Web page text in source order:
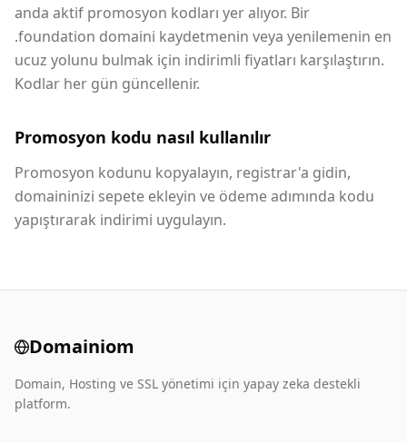
anda aktif promosyon kodları yer alıyor. Bir
.foundation domaini kaydetmenin veya yenilemenin en
ucuz yolunu bulmak için indirimli fiyatları karşılaştırın.
Kodlar her gün güncellenir.
Promosyon kodu nasıl kullanılır
Promosyon kodunu kopyalayın, registrar'a gidin,
domaininizi sepete ekleyin ve ödeme adımında kodu
yapıştırarak indirimi uygulayın.
Domainiom
Domain, Hosting ve SSL yönetimi için yapay zeka destekli
platform.